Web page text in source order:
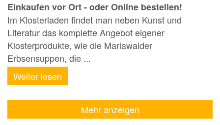
Einkaufen vor Ort - oder Online bestellen!
Im Klosterladen findet man neben Kunst und
Literatur das komplette Angebot eigener
Klosterprodukte, wie die Mariawalder
Erbsensuppen, die ...
Weiter lesen
Mehr anzeigen